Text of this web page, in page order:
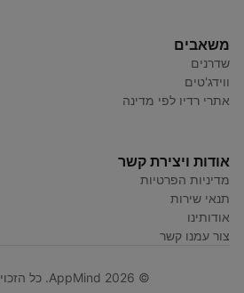
משאבים
שדרנים
ווידג'טים
אתרי רדיו לפי מדינה
אודות ויצירת קשר
מדיניות הפרטיות
תנאי שירות
אודותינו
צור עמנו קשר
© AppMind 2026. כל הזכויות שמורות.